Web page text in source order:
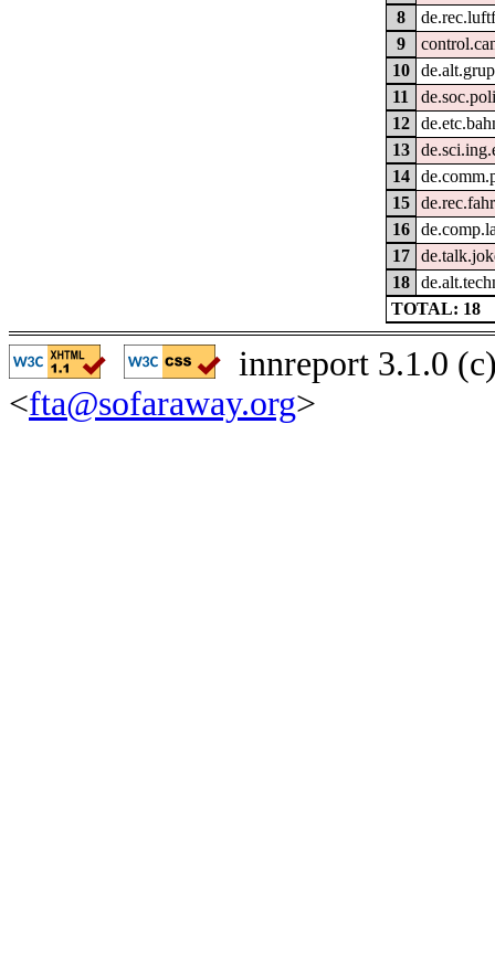
8
9
10
11
12
13
14
15
16
17
18
TOTAL: 18
innreport 3.1.0
<fta@sofaraway.org>